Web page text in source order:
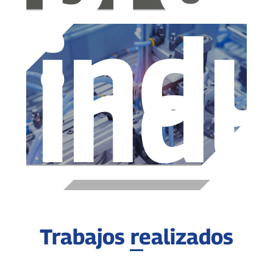
Trabajos realizados